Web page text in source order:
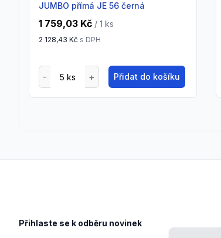
JUMBO přímá JE 56 černá
1 759,03 Kč / 1 ks
2 128,43 Kč s DPH
Přidat do košíku
Přihlaste se k odběru novinek